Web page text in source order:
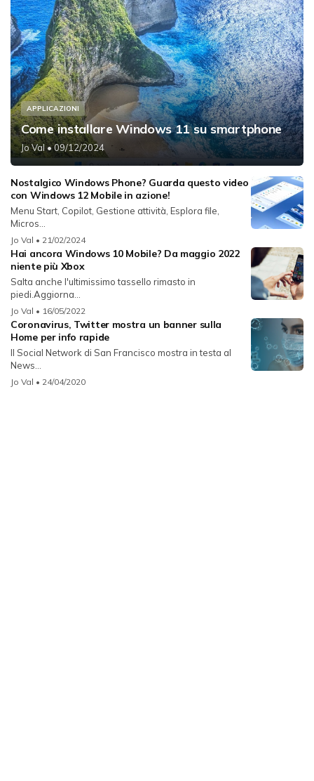
APPLICAZIONI
Come installare Windows 11 su smartphone
Jo Val• 09/12/2024
Nostalgico Windows Phone? Guarda questo video
con Windows 12 Mobile in azione!
Menu Start, Copilot, Gestione attività, Esplora file,
Micros...
Jo Val • 21/02/2024
Hai ancora Windows 10 Mobile? Da maggio 2022
niente più Xbox
Salta anche l'ultimissimo tassello rimasto in
piedi.Aggiorna...
Jo Val • 16/05/2022
Coronavirus, Twitter mostra un banner sulla
Home per info rapide
Il Social Network di San Francisco mostra in testa al
News...
Jo Val • 24/04/2020